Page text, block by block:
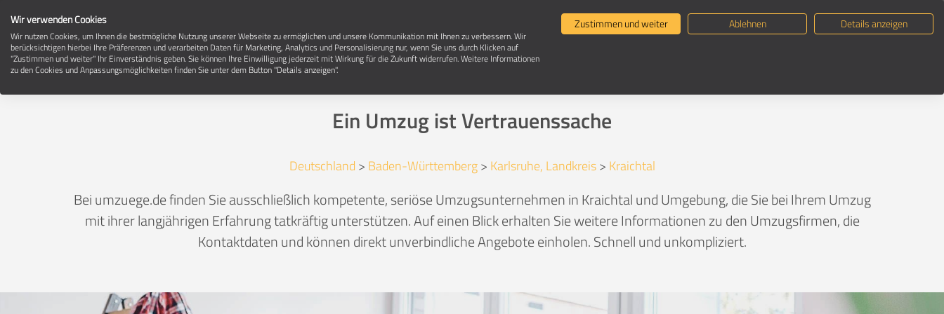
Umzugsunternehmen suchen Umzugsratgeber
Umzugsunternehmen in 76703 Kraichtal
Ein Umzug ist Vertrauenssache
Deutschland > Baden-Württemberg> Karlsruhe, Landkreis> Kraichtal
Bei umzuege.de finden Sie ausschließlich kompetente, seriöse Umzugsunternehmen in Kraichtal und Umgebung, die Sie bei Ihrem Umzug
mit ihrer langjährigen Erfahrung tatkräftig unterstützen. Auf einen Blick erhalten Sie weitere Informationen zu den Umzugsfirmen, die
Kontaktdaten und können direkt unverbindliche Angebote einholen. Schnell und unkompliziert.
Wir verwenden Cookies
Wir nutzen Cookies, um Ihnen die bestmögliche Nutzung unserer Webseite zu ermöglichen und unsere Kommunikation mit Ihnen zu verbessern. Wir
berücksichtigen hierbei Ihre Präferenzen und verarbeiten Daten für Marketing, Analytics und Personalisierung nur, wenn Sie uns durch Klicken auf
"Zustimmen und weiter" Ihr Einverständnis geben. Sie können Ihre Einwilligung jederzeit mit Wirkung für die Zukunft widerrufen. Weitere Informationen
zu den Cookies und Anpassungsmöglichkeiten finden Sie unter dem Button "Details anzeigen".
Zustimmen und weiter Ablehnen Details anzeigen